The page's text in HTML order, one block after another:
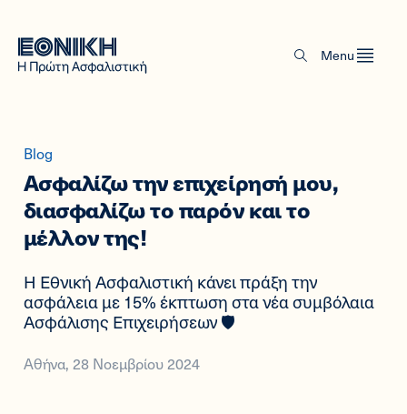
Menu
Blog
Ασφαλίζω την επιχείρησή μου,
διασφαλίζω τo παρόν και το
μέλλον της!
Η Εθνική Ασφαλιστική κάνει πράξη την
ασφάλεια με 15% έκπτωση στα νέα συμβόλαια
Ασφάλισης Επιχειρήσεων 🛡️
Αθήνα, 28 Νοεμβρίου 2024